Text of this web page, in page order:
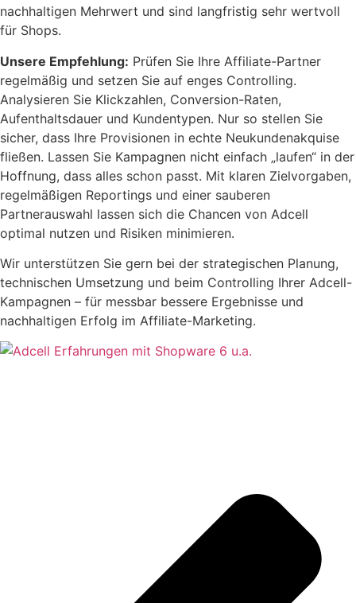
nachhaltigen Mehrwert und sind langfristig sehr wertvoll
für Shops.
Unsere Empfehlung: Prüfen Sie Ihre Affiliate-Partner
regelmäßig und setzen Sie auf enges Controlling.
Analysieren Sie Klickzahlen, Conversion-Raten,
Aufenthaltsdauer und Kundentypen. Nur so stellen Sie
sicher, dass Ihre Provisionen in echte Neukundenakquise
fließen. Lassen Sie Kampagnen nicht einfach „laufen“ in der
Hoffnung, dass alles schon passt. Mit klaren Zielvorgaben,
regelmäßigen Reportings und einer sauberen
Partnerauswahl lassen sich die Chancen von Adcell
optimal nutzen und Risiken minimieren.
Wir unterstützen Sie gern bei der strategischen Planung,
technischen Umsetzung und beim Controlling Ihrer Adcell-
Kampagnen – für messbar bessere Ergebnisse und
nachhaltigen Erfolg im Affiliate-Marketing.